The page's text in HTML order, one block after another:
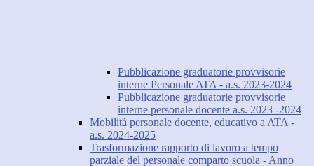
Pubblicazione graduatorie provvisorie
interne Personale ATA - a.s. 2023-2024
Pubblicazione graduatorie provvisorie
interne personale docente a.s. 2023 -2024
Mobilità personale docente, educativo a ATA -
a.s. 2024-2025
Trasformazione rapporto di lavoro a tempo
parziale del personale comparto scuola - Anno